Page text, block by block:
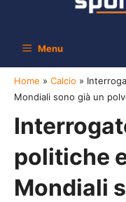
Menu
Home » Calcio »
Mondiali sono già un
politiche
Mondiali